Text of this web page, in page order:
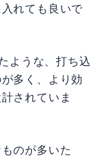
れても良いで
ような、打ち込
多く、より効
されていま
のが多いた